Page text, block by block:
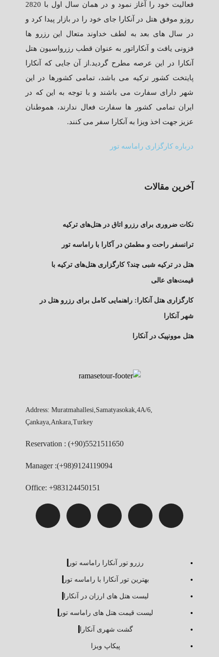
فعالیت خود را آغاز نمود و در همان سال اول با 2820
روزو موفق هتل در آنکارا جای خود را در بازار پیدا کرد و
در سال های بعد به لطف خداوند متعال این رزرو ها
فزونی یافت و آنکاراتور به عنوان قطب رزرواسیون هتل
آنکارا در این عرصه مطرح گردید.از آن جایی که آنکارا
پایتخت کشور ترکیه می باشد، تمامی کشورها در این
شهر دارای سفارت می باشند و با توجه به این که در
ایران تمامی کشور ها سفارت فعال ندارند، هموطنان
عزیز جهت اخذ ویزا به آنکارا سفر می کنند.
درباره کارگزاری راماسه تور
آخرین مقالات
نکات ضروری برای رزرو اتاق در هتل‌های ترکیه
ترانسفر راحت و مطمئن در آکارا با راماسه تور
هتل در ترکیه شبی چند؟ کارگزاری هتل‌های ترکیه با
قیمت‌های عالی
کارگزاری هتل آنکارا: راهنمایی کامل برای رزرو هتل در
شهر آنکارا
هتل موونپیک در آنکارا
Address: Muratmahallesi,Samatyasokak,4A/6,
Çankaya,Ankara,Turkey
Reservation : (+90)5521511650
Manager :(+98)9124119094
Office: +983124450151
رزرو تور آنکارا راماسه تور
بهترین تور آنکارا با راماسه تور
لیست هتل های ارزان در آنکارا
لیست قیمت هتل های راماسه تور
گشت شهری آنکارا
پیکاپ ویزا